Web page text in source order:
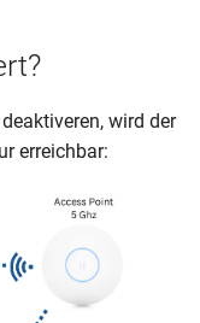
wird der
erreichbar: